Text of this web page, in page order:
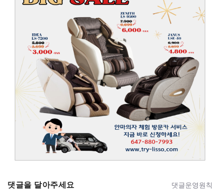
댓글을 달아주세요 댓글운영원칙